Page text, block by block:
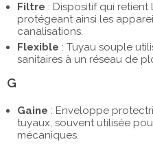
Filtre : Dispositif qui retient
protégeant ainsi les
canalisations.
Flexible : Tuyau souple
sanitaires à un réseau de
G
Gaine : Enveloppe
tuyaux, souvent utilisée
mécaniques.